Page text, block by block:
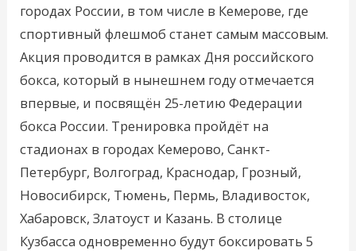
городах России, в том числе в Кемерове, где
спортивный флешмоб станет самым массовым.
Акция проводится в рамках Дня российского
бокса, который в нынешнем году отмечается
впервые, и посвящён 25-летию Федерации
бокса России. Тренировка пройдёт на
стадионах в городах Кемерово, Санкт-
Петербург, Волгоград, Краснодар, Грозный,
Новосибирск, Тюмень, Пермь, Владивосток,
Хабаровск, Златоуст и Казань. В столице
Кузбасса одновременно будут боксировать 5